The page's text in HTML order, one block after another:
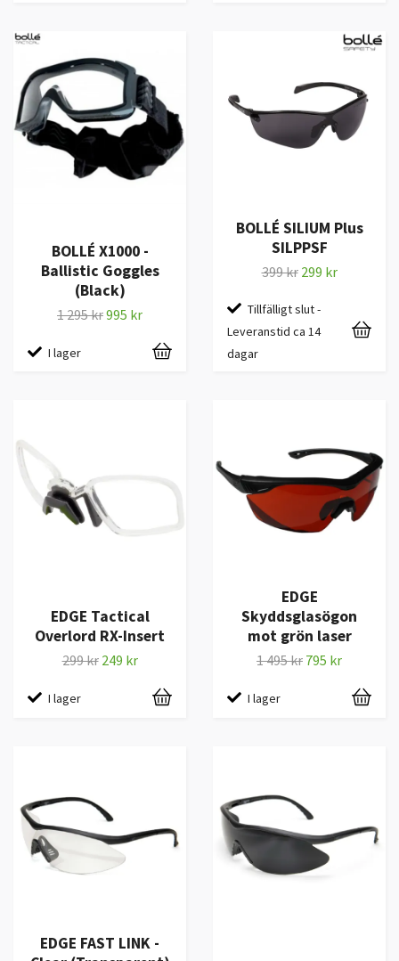
BOLLÉ X1000 -
Ballistic Goggles
(Black)
1 295 kr995 kr
I lager
BOLLÉ SILIUM Plus
SILPPSF
399 kr 299 kr
Tillfälligt slut -
Leveranstid ca 14
dagar
EDGE Tactical
Overlord RX-Insert
299 kr 249 kr
I lager
EDGE
Skyddsglasögon
mot grön laser
1 495 kr 795 kr
I lager
EDGE FAST LINK -